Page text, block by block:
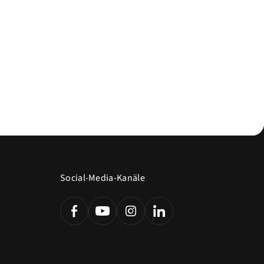
Social-Media-Kanäle